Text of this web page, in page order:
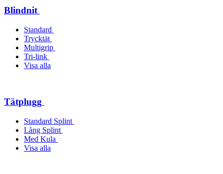
Blindnit
Standard
Trycktät
Multigrip
Tri-link
Visa alla
Tätplugg
Standard Splint
Lång Splint
Med Kula
Visa alla